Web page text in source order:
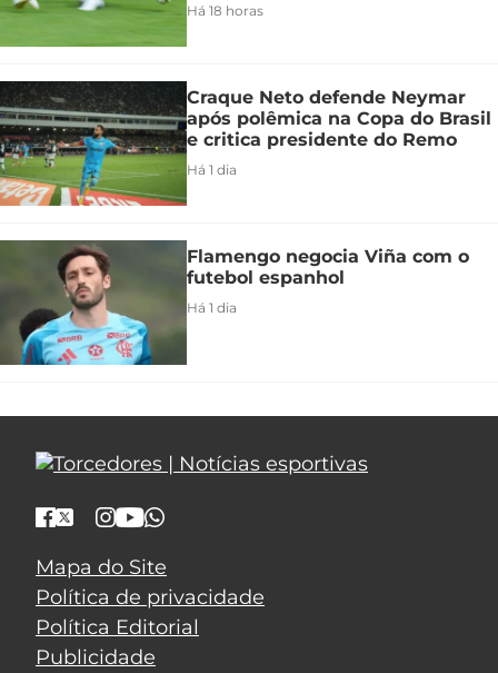
Há 18 horas
Craque Neto defende Neymar
após polêmica na Copa do Brasil
e critica presidente do Remo
Há 1 dia
Flamengo negocia Viña com o
futebol espanhol
Há 1 dia
Mapa do Site
Política de privacidade
Política Editorial
Publicidade